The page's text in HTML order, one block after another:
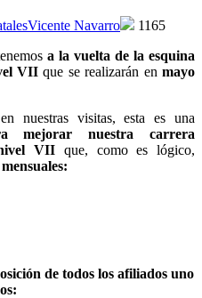
Vicente Navarro
1165
a la vuelta de la esquina
VII que se realizarán en mayo
nuestras visitas, esta es una
mejorar nuestra carrera
VII que, como es lógico,
de todos los afiliados uno